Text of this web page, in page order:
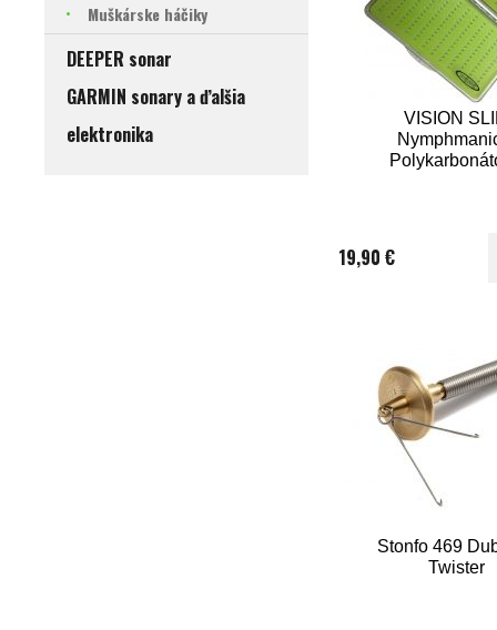
Muškárske háčiky
DEEPER sonar
GARMIN sonary a ďalšia
elektronika
VISION
19,90 €
Stonfo 469
Twister